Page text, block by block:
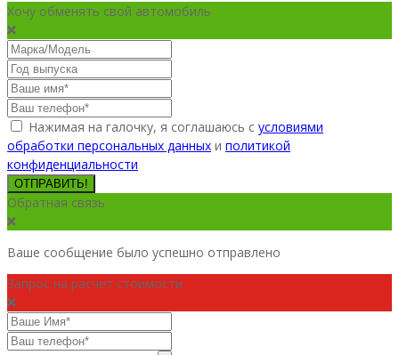
Хочу обменять свой автомобиль
Нажимая на галочку, я соглашаюсь с условиями
обработки персональных данных и политикой
конфиденциальности
ОТПРАВИТЬ!
Обратная связь
Ваше сообщение было успешно отправлено
Запрос на расчет стоимости